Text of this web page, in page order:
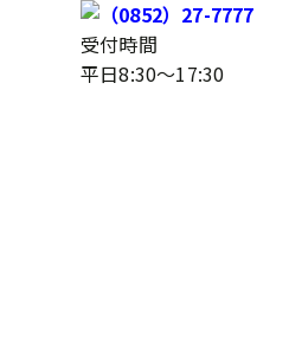
受付時間
平日8:30～17:30